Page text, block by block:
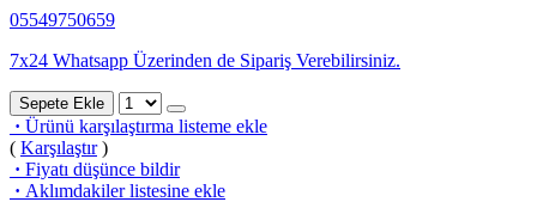
05549750659
7x24 Whatsapp Üzerinden de Sipariş Verebilirsiniz.
Sepete Ekle
· Ürünü karşılaştırma listeme ekle
( Karşılaştır)
· Fiyatı düşünce bildir
· Aklımdakiler listesine ekle